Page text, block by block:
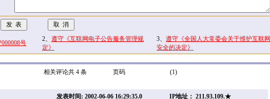
号
2、 遵守《互联网电子公告服务管理规
定》
3、 遵守《全国人大常委会关于维护互联网
安全的决定》
相关评论共 4 条 页码 (1)
发表时间: 2002-06-06 16:29:35.0 IP地址： 211.93.109.★